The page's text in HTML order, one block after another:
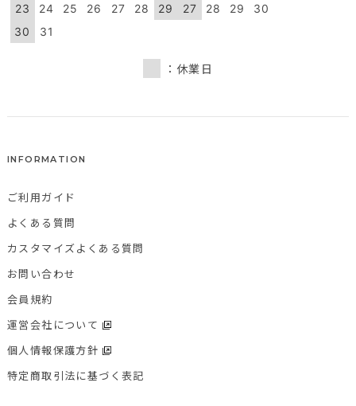
23
24 25 26 27 28
29
30
31
27
28 29 30
：休業日
INFORMATION
ご利用ガイド
よくある質問
カスタマイズよくある質問
お問い合わせ
会員規約
運営会社について
個人情報保護方針
特定商取引法に基づく表記